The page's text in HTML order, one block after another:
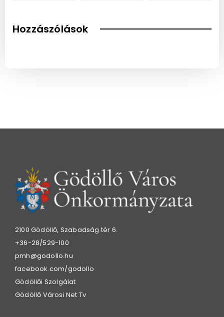
Hozzászólások
2100 Gödöllő, Szabadság tér 6.
+36-28/529-100
pmh@godollo.hu
facebook.com/godollo
Gödöllői Szolgálat
Gödöllő Városi Net Tv